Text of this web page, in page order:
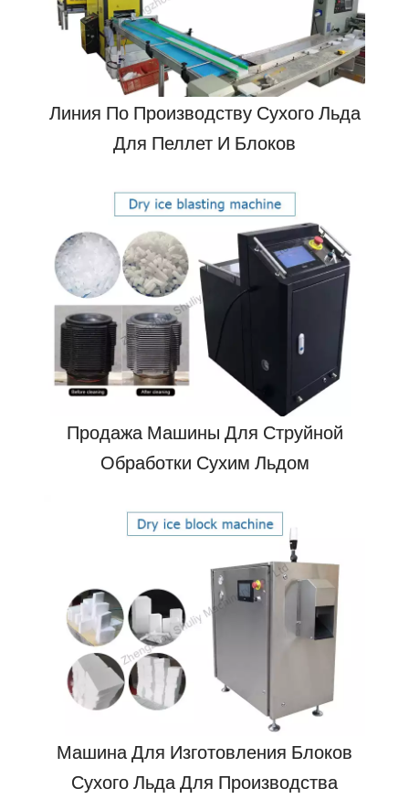
Линия По Производству Сухого Льда
Для Пеллет И Блоков
Продажа Машины Для Струйной
Обработки Сухим Льдом
Машина Для Изготовления Блоков
Сухого Льда Для Производства